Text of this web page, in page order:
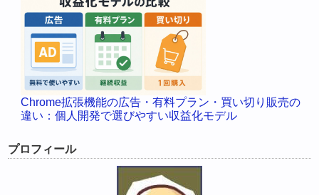
Chrome拡張機能の広告・有料プラン・買い切り販売の
違い：個人開発で選びやすい収益化モデル
プロフィール